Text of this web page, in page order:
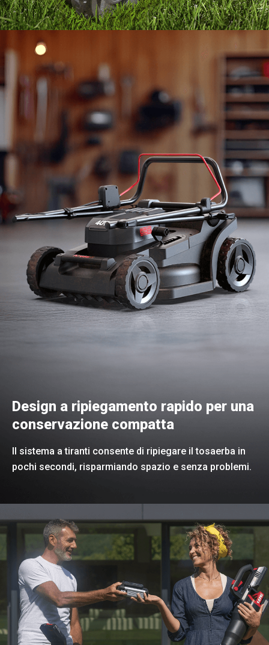
Design a ripiegamento rapido per una
conservazione compatta
Il sistema a tiranti consente di ripiegare il tosaerba in
pochi secondi, risparmiando spazio e senza problemi.